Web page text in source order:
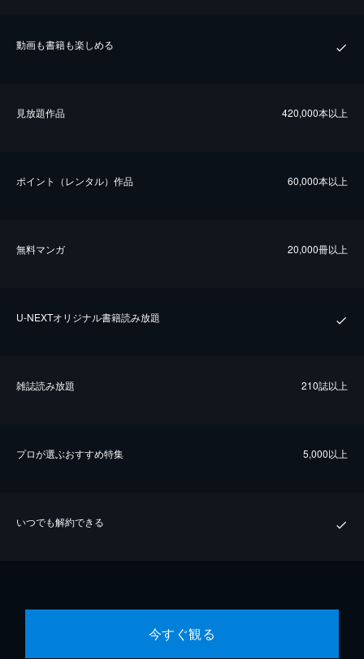
動画も書籍も楽しめる
⾒放題作品 420,000本以上
ポイント（レンタル）作品 60,000本以上
無料マンガ 20,000冊以上
U-NEXTオリジナル書籍読み放題
雑誌読み放題 210誌以上
プロが選ぶおすすめ特集 5,000以上
いつでも解約できる
今すぐ観る